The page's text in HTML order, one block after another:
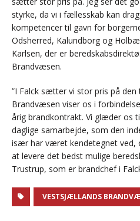
styrke, da vi i fællesskab kan
kompetencer til gavn for
Odsherred, Kalundborg og
Karlsen, der er
Brandvæsen.
”I Falck sætter vi stor pris på
Brandvæsen viser os i
årig brandkontrakt. Vi glæder
daglige samarbejde, som den
især har været kendetegnet ved,
at levere det bedst mulige
Trustrup, som er brandchef i
VESTSJÆLLANDS